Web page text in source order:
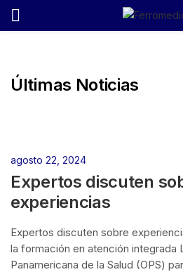
Últimas Noticias
agosto 22, 2024
Expertos discuten
experiencias
Expertos discuten sobre
la formación en atención integrada
Panamericana de la Salud (OPS)